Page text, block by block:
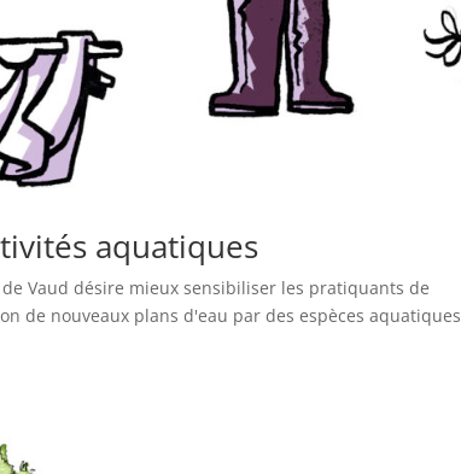
aquatiques
Vaud désire mieux sensibiliser les pratiquants de
de nouveaux plans d'eau par des espèces aquatiques